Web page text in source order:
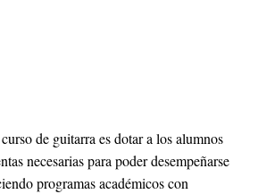
de guitarra es dotar a los alumnos
necesarias para poder desempeñarse
programas académicos con